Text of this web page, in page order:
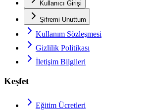
Kullanıcı Girişi
Şifremi Unuttum
Kullanım Sözleşmesi
Gizlilik Politikası
İletişim Bilgileri
Keşfet
Eğitim Ücretleri